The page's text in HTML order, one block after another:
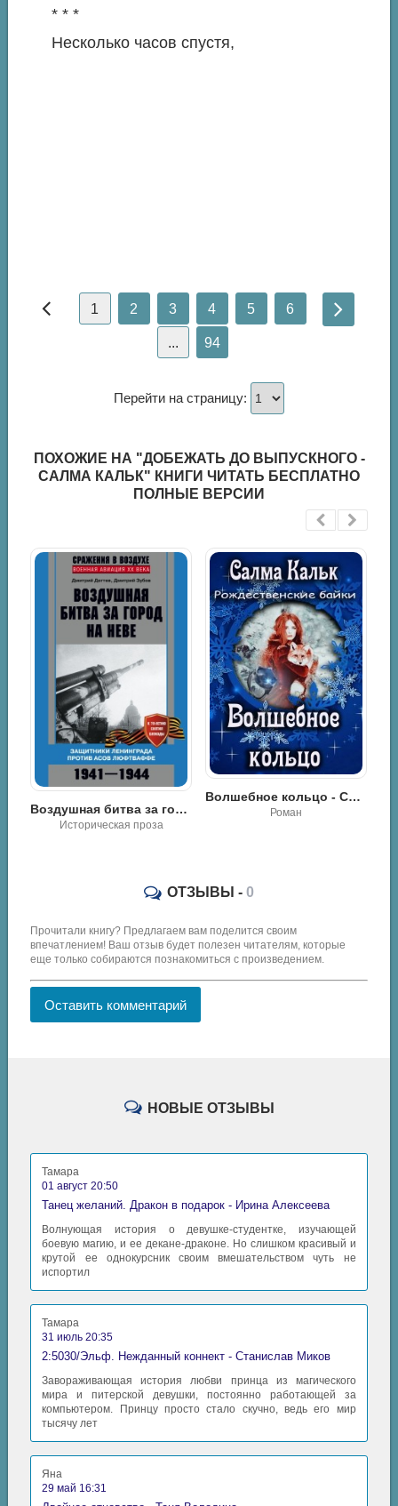
* * *
Несколько часов спустя,
1 2 3 4 5 6
... 94
Перейти на страницу:
ПОХОЖИЕ НА "ДОБЕЖАТЬ ДО ВЫПУСКНОГО -
САЛМА КАЛЬК" КНИГИ ЧИТАТЬ БЕСПЛАТНО
ПОЛНЫЕ ВЕРСИИ
Воздушная битва за город на Неве. Защитники Ленинграда против асов люфтваффе - Дмитрий Зубов
Историческая проза
Волшебное кольцо - Салма Кальк
Роман
ОТЗЫВЫ - 0
Прочитали книгу? Предлагаем вам поделится своим
впечатлением! Ваш отзыв будет полезен читателям, которые
еще только собираются познакомиться с произведением.
Оставить комментарий
НОВЫЕ ОТЗЫВЫ
Тамара
01 август 20:50
Танец желаний. Дракон в подарок - Ирина Алексеева
Волнующая история о девушке-студентке, изучающей
боевую магию, и ее декане-драконе. Но слишком красивый и
крутой ее однокурсник своим вмешательством чуть не
испортил
Тамара
31 июль 20:35
2:5030/Эльф. Нежданный коннект - Станислав Миков
Завораживающая история любви принца из магического
мира и питерской девушки, постоянно работающей за
компьютером. Принцу просто стало скучно, ведь его мир
тысячу лет
Яна
29 май 16:31